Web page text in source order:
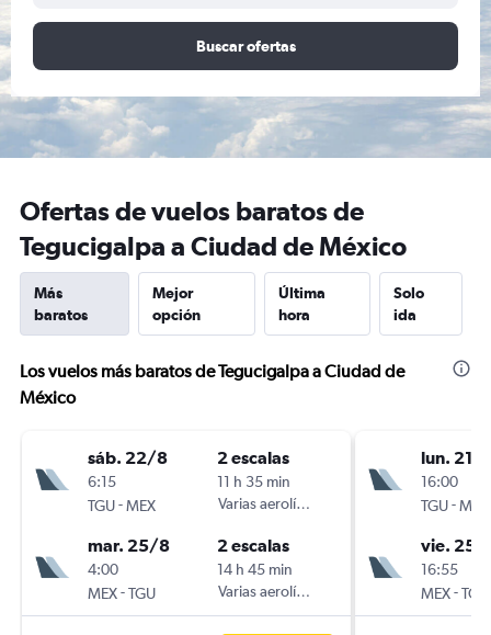
Buscar ofertas
Ofertas de vuelos baratos de
Tegucigalpa a Ciudad de México
Más
baratos
Mejor
opción
Última
hora
Solo
ida
Los vuelos más baratos de Tegucigalpa a Ciudad de
México
sáb. 22/8
6:15
TGU-MEX
2 escalas
11 h 35 min
Varias aerolíneas
mar. 25/8
4:00
MEX-TGU
2 escalas
14 h 45 min
Varias aerolíneas
lun. 21/
16:00
TGU-MEX
vie. 25/
16:55
MEX-TGU